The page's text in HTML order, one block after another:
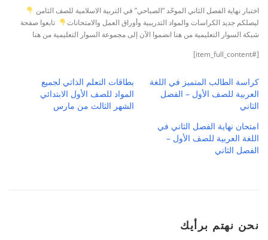
اختبار نهاية الفصل الثاني الموحّد “الصباحي” في التربية الاسلامية للصف الثامن
ليصلكم جديد الكراسات والمواد التدريبية وأوراق العمل والامتحانات
تابعوا صفحة
شبكة السوار التعليمية من هنا انضموا الآن إلى مجموعة السوار التعليمية من هنا
[#item_full_content]
كراسة الطالب المتميز في اللغة
العربية للصف الأول – الفصل
الثاني
بطاقات التعلم الذاتي لجميع
المواد للصف الأول الابتدائي
الشهر الثالث من مارس
امتحان نهاية الفصل الثاني في
اللغة العربية للصف الأول –
الفصل الثاني
نحن نهتم برأيك